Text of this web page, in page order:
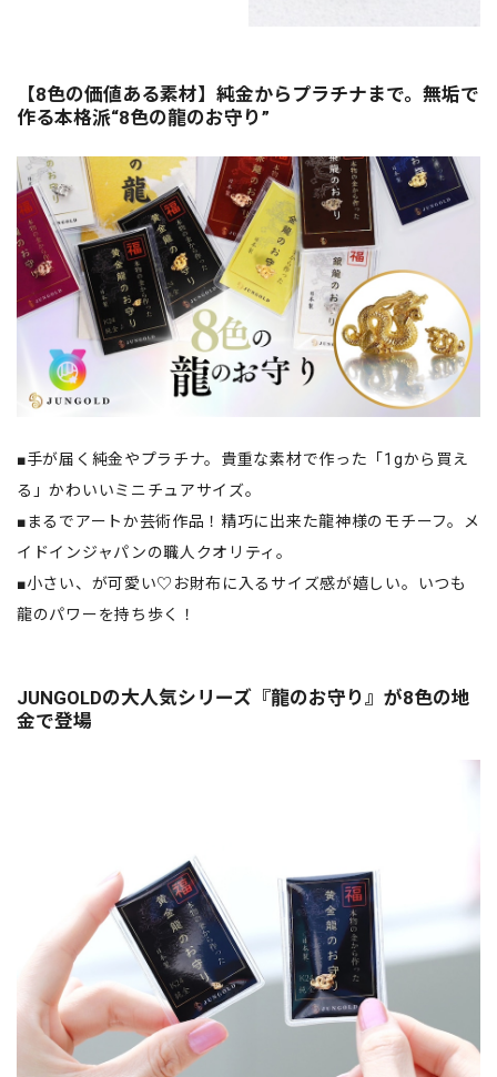
【8色の価値ある素材】純金からプラチナまで。無垢で
作る本格派“8色の龍のお守り”
■手が届く純金やプラチナ。貴重な素材で作った「1gから買え
る」かわいいミニチュアサイズ。
■まるでアートか芸術作品！精巧に出来た龍神様のモチーフ。メ
イドインジャパンの職人クオリティ。
■小さい、が可愛い♡お財布に入るサイズ感が嬉しい。いつも
龍のパワーを持ち歩く！
JUNGOLDの大人気シリーズ『龍のお守り』が8色の地
金で登場